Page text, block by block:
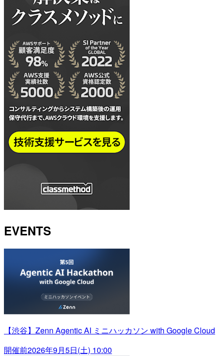
EVENTS
【渋谷】Zenn Agentic AI ミニハッカソン with Google Cloud
開催前2026年9月5日(土) 10:00